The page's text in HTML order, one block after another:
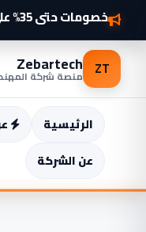
تخطي
المحتوى
خصومات حتى 35% على أجهزة فحص السيارات
شواحن سيارات كهربائية 2025 وصلت
ZT
Zebartech
منصة شركة
الرئيسية
عن الشركة